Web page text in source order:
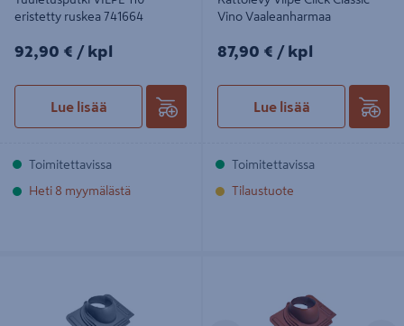
eristetty ruskea 741664
92,90€/kpl
92,90 € / kpl
Lue lisää
Toimitettavissa
Heti 8 myymälästä
Vino Vaaleanharmaa
87,90€/kpl
87,90 € / kpl
Lue lisää
Toimitettavissa
Tilaustuote